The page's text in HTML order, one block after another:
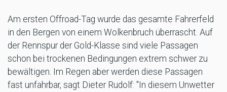
Am ersten Offroad-Tag wurde das gesamte Fahrerfeld
in den Bergen von einem Wolkenbruch überrascht. Auf
der Rennspur der Gold-Klasse sind viele Passagen
schon bei trockenen Bedingungen extrem schwer zu
bewältigen. Im Regen aber werden diese Passagen
fast unfahrbar, sagt Dieter Rudolf: "In diesem Unwetter